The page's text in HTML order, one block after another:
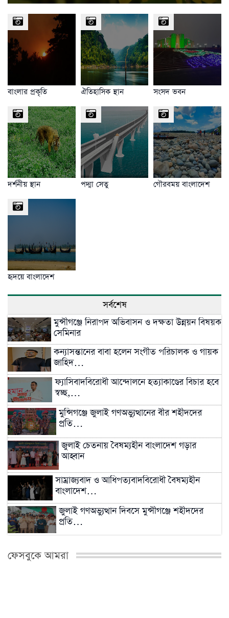
বাংলার প্রকৃতি ঐতিহাসিক স্থান সংসদ ভবন
দর্শনীয় স্থান পদ্মা সেতু গৌরবময় বাংলাদেশ
হৃদয়ে বাংলাদেশ
সর্বশেষ
মুন্সীগঞ্জে নিরাপদ অভিবাসন ও দক্ষতা উন্নয়ন বিষয়ক
সেমিনার
কন্যাসন্তানের বাবা হলেন সংগীত পরিচালক ও গায়ক
জাহিদ…
ফ্যাসিবাদবিরোধী আন্দোলনে হত্যাকাণ্ডের বিচার হবে
স্বচ্ছ,…
মুন্সিগঞ্জে জুলাই গণঅভ্যুত্থানের বীর শহীদদের
প্রতি…
জুলাই চেতনায় বৈষম্যহীন বাংলাদেশ গড়ার
আহ্বান
সাম্রাজ্যবাদ ও আধিপত্যবাদবিরোধী বৈষম্যহীন
বাংলাদেশ…
জুলাই গণঅভ্যুত্থান দিবসে মুন্সীগঞ্জে শহীদদের
প্রতি…
নজরদারি…
ফেসবুকে আমরা